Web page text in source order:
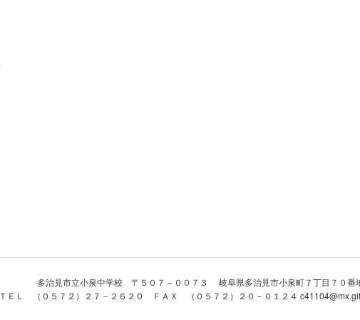
多治見市立小泉中学校 〒５０７－００７３ 岐阜県多治見市小泉町７丁目７０番
ＴＥＬ （０５７２）２７－２６２０ ＦＡＸ （０５７２）２０－０１２４